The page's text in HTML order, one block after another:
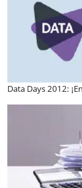
Data Days 2012: